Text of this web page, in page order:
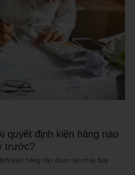
quyết định kiện hàng nào
trước?
kiện hàng nào được lên máy bay